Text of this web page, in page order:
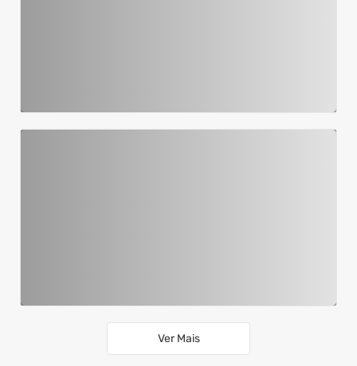
Ver Mais